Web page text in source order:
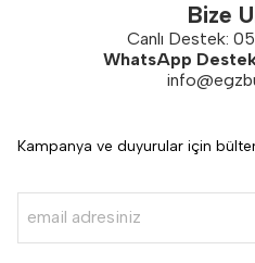
Bize
Canlı Destek:
WhatsApp
Kampanya ve duyurular için